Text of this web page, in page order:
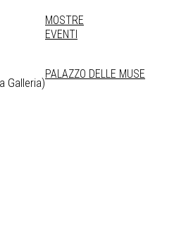
Galleria)
MOSTRE
EVENTI
PALAZZO DELLE MUSE